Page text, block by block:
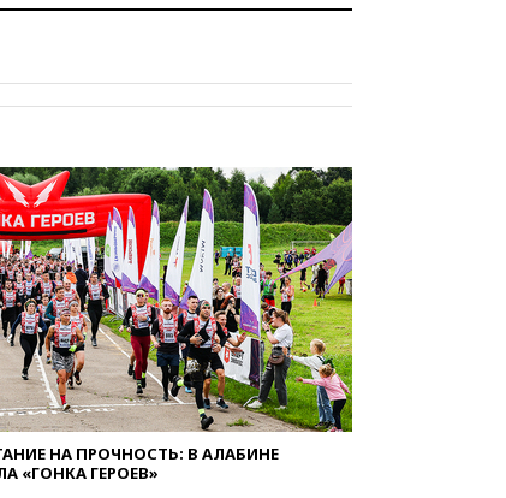
вчера, 22:15Три человека
области
вчера, 21:56The Atlantic: Маск
отказал Украине в
использовании Starlink для
атак вглубь РФ
вчера, 21:35После пожара на
складе в Брянске возбудили
уголовное дело
вчера, 21:26Лидеры сборной
РФ по гимнастике получили
официальный отказ в визах от
Хорватии
вчера, 21:15
НА ПРОЧНОСТЬ: В АЛАБИНЕ
«ГОНКА ГЕРОЕВ»